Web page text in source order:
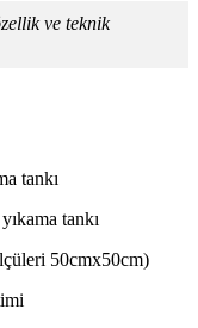
ve teknik
tankı
tankı
50cmx50cm)